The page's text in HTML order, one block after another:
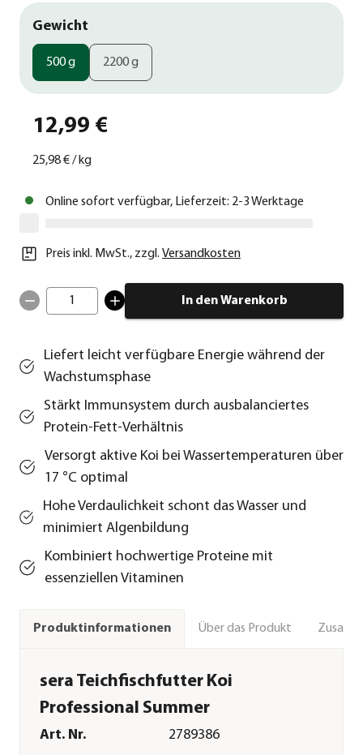
Gewicht
500 g 2200 g
12,99 €
25,98 €/ kg
Online sofort verfügbar, Lieferzeit: 2-3 Werktage
Preis inkl. MwSt., zzgl. Versandkosten
1 In den Warenkorb
Liefert leicht verfügbare Energie während der
Wachstumsphase
Stärkt Immunsystem durch ausbalanciertes
Protein-Fett-Verhältnis
Versorgt aktive Koi bei Wassertemperaturen über
17 °C optimal
Hohe Verdaulichkeit schont das Wasser und
minimiert Algenbildung
Kombiniert hochwertige Proteine mit
essenziellen Vitaminen
Produktinformationen Über das Produkt
sera Teichfischfutter Koi
Professional Summer
Art. Nr. 2789386